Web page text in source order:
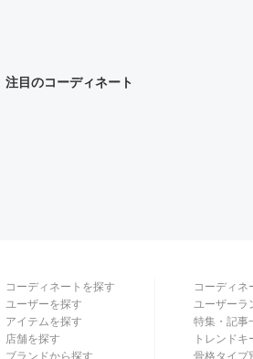
注目のコーディネート
コーディネートを探す
ユーザーを探す
アイテムを探す
店舗を探す
ブランドから探す
コーディネ
ユーザーラ
特集・記事
トレンドキ
骨格タイプ